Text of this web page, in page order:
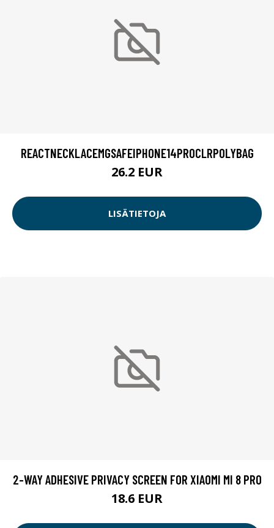
REACTNECKLACEMGSAFEIPHONE14PROCLRPOLYBAG
26.2 EUR
LISÄTIETOJA
2-WAY ADHESIVE PRIVACY SCREEN FOR XIAOMI MI 8 PRO
18.6 EUR